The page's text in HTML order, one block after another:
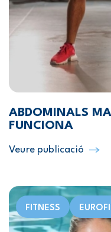
ABDOMINALS
FUNCIONA
Veure publicació
FITNESS